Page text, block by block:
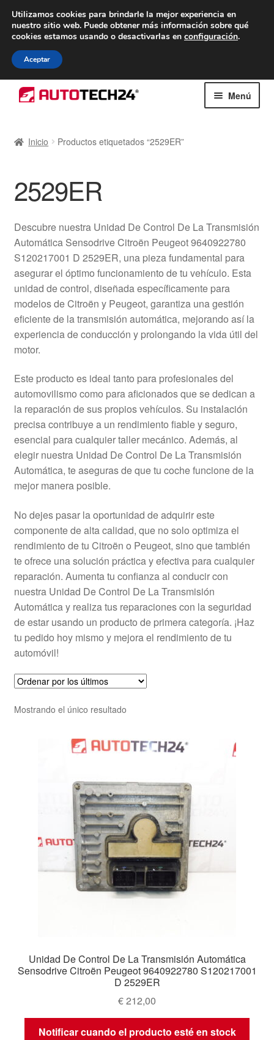
ENTREGA desde 7 EUR
De lunes a viernes de 9 a. m. a 4 p. m.
navegación
al
Menú
Carro
Contacto
Envío al mundo entero
Mi cuenta
Pagos
Política de privacidad
Procedimiento de Reclamación
Queja
Sobre nosotros
Términos y Condiciones
Transporte
Inicio Productos etiquetados “2529ER”
2529ER
Descubre nuestra Unidad De Control De La Transmisión
Automática Sensodrive Citroën Peugeot 9640922780
S120217001 D 2529ER, una pieza fundamental para
asegurar el óptimo funcionamiento de tu vehículo. Esta
unidad de control, diseñada específicamente para
modelos de Citroën y Peugeot, garantiza una gestión
eficiente de la transmisión automática, mejorando así la
experiencia de conducción y prolongando la vida útil del
motor.
Este producto es ideal tanto para profesionales del
automovilismo como para aficionados que se dedican a
la reparación de sus propios vehículos. Su instalación
precisa contribuye a un rendimiento fiable y seguro,
esencial para cualquier taller mecánico. Además, al
elegir nuestra Unidad De Control De La Transmisión
Automática, te aseguras de que tu coche funcione de la
mejor manera posible.
No dejes pasar la oportunidad de adquirir este
componente de alta calidad, que no solo optimiza el
rendimiento de tu Citroën o Peugeot, sino que también
te ofrece una solución práctica y efectiva para cualquier
reparación. Aumenta tu confianza al conducir con
nuestra Unidad De Control De La Transmisión
Automática y realiza tus reparaciones con la seguridad
de estar usando un producto de primera categoría. ¡Haz
tu pedido hoy mismo y mejora el rendimiento de tu
automóvil!
Mostrando el único resultado
Unidad De Control De La Transmisión Automática
Sensodrive Citroën Peugeot 9640922780 S120217001
D 2529ER
€212,00
Notificar cuando el producto esté en stock
Utilizamos cookies para brindarle la mejor experiencia en
nuestro sitio web. Puede obtener más información sobre qué
cookies estamos usando o desactivarlas en configuración.
Aceptar